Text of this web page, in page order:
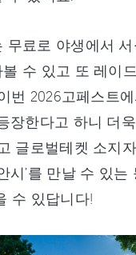
무료로 야생에서
수 있고 또 레이
번 2026고페스트에
장한다고 하니 더
글로벌테켓 소지
시’를 만날 수 있는
수 있답니다!